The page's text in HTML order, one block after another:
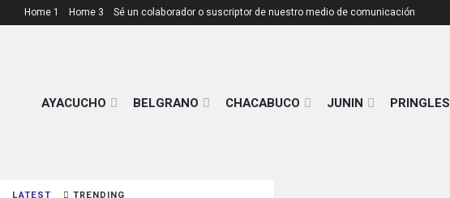
LATEST TRENDING
Home 1 Home 3 Sé un colaborador o suscriptor de nuestro medio de comunicación
AYACUCHO BELGRANO CHACABUCO JUNIN PRINGLES